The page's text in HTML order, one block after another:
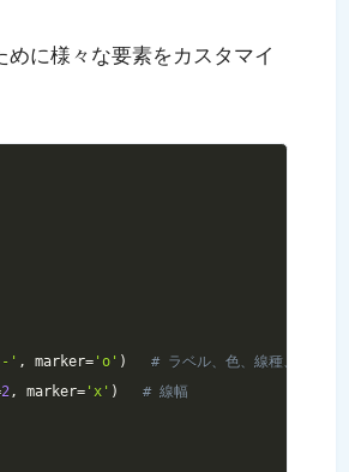
に様々な要素をカスタマイ
' , marker= 'o' )
# ラベル、色、線種、マーカー
2 , marker= 'x' )
# 線幅